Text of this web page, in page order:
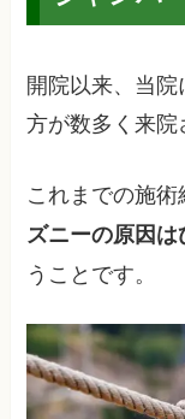
開院以来、当
方が数多く来院
これまでの施術
ズニーの原因
うことです。